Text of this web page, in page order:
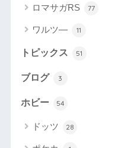
ロマサガRS 77
ワルツ― 11
トピックス 51
ブログ 3
ホビー 54
ドッツ 28